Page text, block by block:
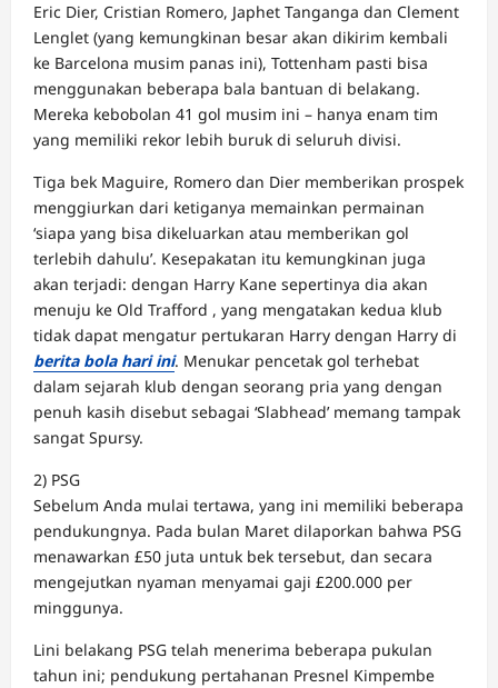
Eric Dier, Cristian Romero, Japhet Tanganga dan Clement
Lenglet (yang kemungkinan besar akan dikirim kembali
ke Barcelona musim panas ini), Tottenham pasti bisa
menggunakan beberapa bala bantuan di belakang.
Mereka kebobolan 41 gol musim ini – hanya enam tim
yang memiliki rekor lebih buruk di seluruh divisi.
Tiga bek Maguire, Romero dan Dier memberikan prospek
menggiurkan dari ketiganya memainkan permainan
‘siapa yang bisa dikeluarkan atau memberikan gol
terlebih dahulu’. Kesepakatan itu kemungkinan juga
akan terjadi: dengan Harry Kane sepertinya dia akan
menuju ke Old Trafford , yang mengatakan kedua klub
tidak dapat mengatur pertukaran Harry dengan Harry di
berita bola hari ini. Menukar pencetak gol terhebat
dalam sejarah klub dengan seorang pria yang dengan
penuh kasih disebut sebagai ‘Slabhead’ memang tampak
sangat Spursy.
2) PSG
Sebelum Anda mulai tertawa, yang ini memiliki beberapa
pendukungnya. Pada bulan Maret dilaporkan bahwa PSG
menawarkan £50 juta untuk bek tersebut, dan secara
mengejutkan nyaman menyamai gaji £200.000 per
minggunya.
Lini belakang PSG telah menerima beberapa pukulan
tahun ini; pendukung pertahanan Presnel Kimpembe